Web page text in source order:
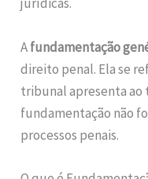
Afundamentação
direito penal. Ela se
tribunal apresenta ao
fundamentação não
processos penais.